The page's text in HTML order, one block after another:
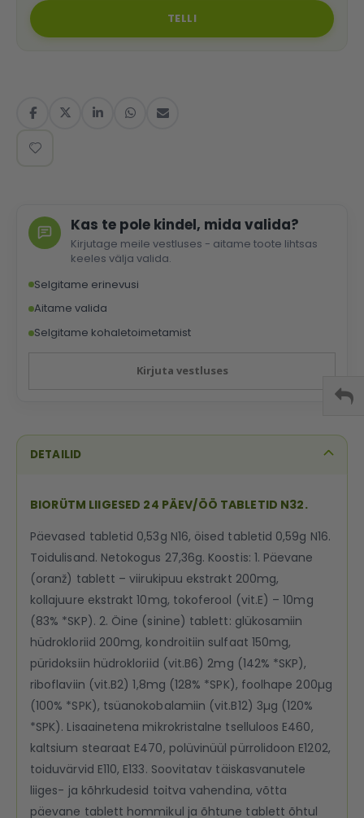
TELLI
Kas te pole kindel, mida valida?
Kirjutage meile vestluses - aitame toote lihtsas
keeles välja valida.
Selgitame erinevusi
Aitame valida
Selgitame kohaletoimetamist
Kirjuta vestluses
DETAILID
BIORÜTM LIIGESED 24 PÄEV/ÖÖ TABLETID N32.
Päevased tabletid 0,53g N16, öised tabletid 0,59g N16.
Toidulisand. Netokogus 27,36g. Koostis: 1. Päevane
(oranž) tablett – viirukipuu ekstrakt 200mg,
kollajuure ekstrakt 10mg, tokoferool (vit.E) – 10mg
(83% *SKP). 2. Öine (sinine) tablett: glükosamiin
hüdrokloriid 200mg, kondroitiin sulfaat 150mg,
püridoksiin hüdrokloriid (vit.B6) 2mg (142% *SKP),
riboflaviin (vit.B2) 1,8mg (128% *SPK), foolhape 200µg
(100% *SPK), tsüanokobalamiin (vit.B12) 3µg (120%
*SPK). Lisaainetena mikrokristalne tselluloos E460,
kaltsium stearaat E470, polüvinüül pürrolidoon E1202,
toiduvärvid E110, E133. Soovitatav täiskasvanutele
liiges- ja kõhrkudesid toitva vahendina, võtta
päevane tablett hommikul ja õhtune tablett õhtul